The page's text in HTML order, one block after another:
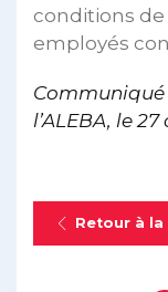
conditions
employés
Communiqué
l’ALEBA, le 27
Retour à